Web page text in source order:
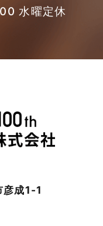
水曜定休
成1-1